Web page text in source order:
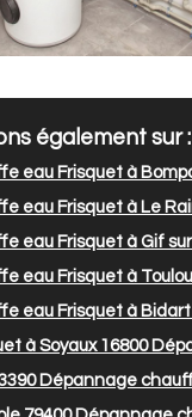
également sur :
eau Frisquet à
eau Frisquet à Le
eau Frisquet à Gif
eau Frisquet à
eau Frisquet à Bidart
à Soyaux 16800
Dépannage